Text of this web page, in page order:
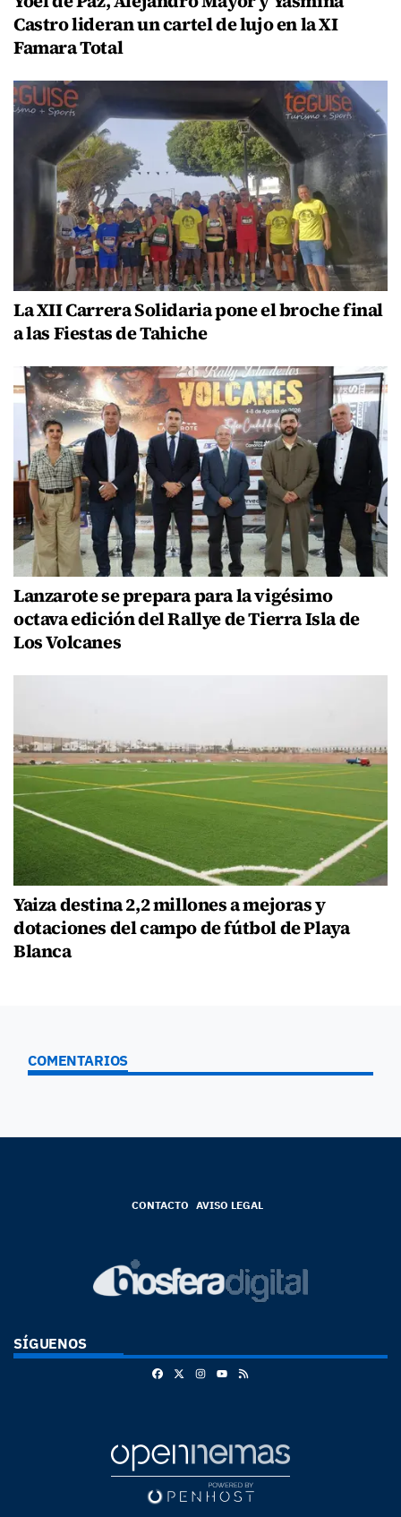
Castro lideran un cartel de lujo en la XI
Famara Total
La XII Carrera Solidaria pone el broche final
a las Fiestas de Tahiche
Lanzarote se prepara para la vigésimo
octava edición del Rallye de Tierra Isla de
Los Volcanes
Yaiza destina 2,2 millones a mejoras y
dotaciones del campo de fútbol de Playa
Blanca
COMENTARIOS
CONTACTO AVISO LEGAL
SÍGUENOS
FacebookInstagram